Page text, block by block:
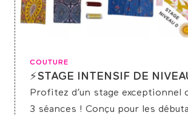
COUTURE
⚡STAGE INTENSIF DE
Profitez d’un stage exceptionnel
3 séances ! Conçu pour les